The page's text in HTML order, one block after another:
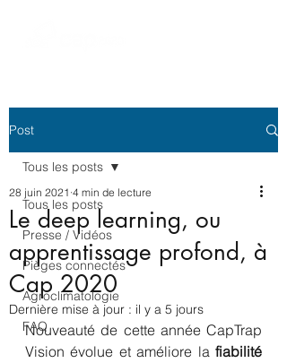
Post
Tous les posts
Presse / Vidéos
Pièges connectés
Agroclimatologie
FAQ
Tous les posts
Le deep learning, ou
apprentissage profond, à
Cap 2020
28 juin 2021 4 min de lecture
Dernière mise à jour : il y a 5 jours
Nouveauté de cette année CapTrap
Vision évolue et améliore la